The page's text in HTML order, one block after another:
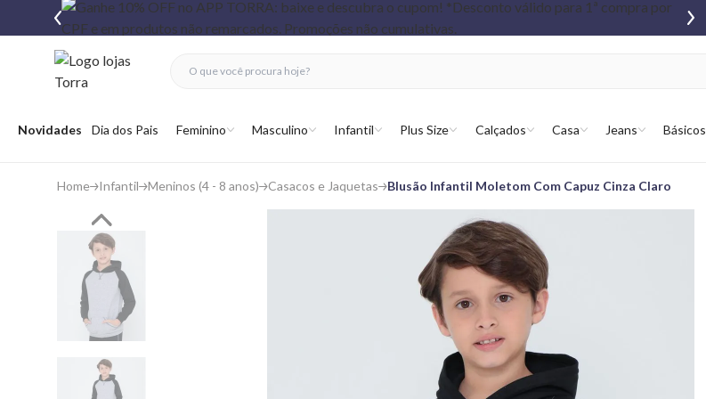
Abrir menu
Novidades Dia dos Pais Feminino Masculino Infantil Plus Size Calçados Casa Jeans Básicos
fechar menu
fechar menu
favoritos
Home Infantil Meninos (4 - 8 anos) Casacos e Jaquetas Blusão Infantil Moletom Com Capuz Cinza Claro